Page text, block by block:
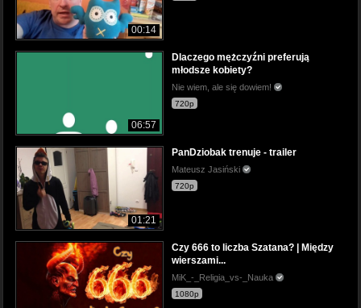
00:14
06:57
Dlaczego mężczyźni preferują
młodsze kobiety?
Nie wiem, ale się dowiem!
720p
01:21
PanDziobak trenuje - trailer
Mateusz Jasiński
720p
Czy 666 to liczba Szatana? | Między
wierszami...
MiK_-_Religia_vs-_Nauka
1080p